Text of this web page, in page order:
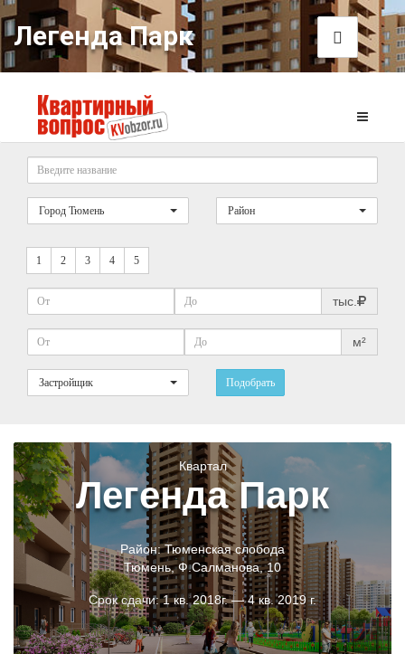
Легенда Парк
Город Тюмень Район
1 2 3 4 5
тыс.
м²
Застройщик Подобрать
Квартал
Легенда Парк
Район:Тюменская слобода
Тюмень,Ф.Салманова, 10
Срок сдачи:1 кв. 2018г. — 4 кв. 2019 г.